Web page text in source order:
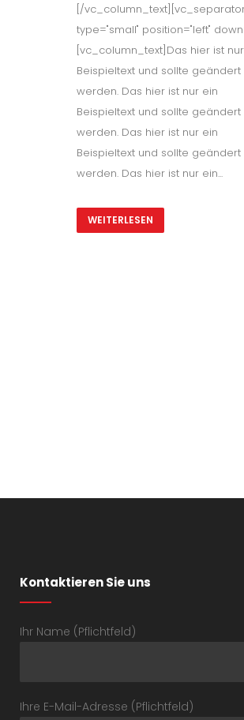
[/
type="small" position="left"
[vc_column_text]Das hier ist
Beispieltext und sollte geändert
werden. Das hier ist nur ein
Beispieltext und sollte geändert
werden. Das hier ist nur ein
Beispieltext und sollte geändert
werden. Das hier ist nur ein...
WEITERLESEN
Kontaktieren Sie uns
Ihr Name (Pflichtfeld)
Ihre E-Mail-Adresse (Pflichtfeld)